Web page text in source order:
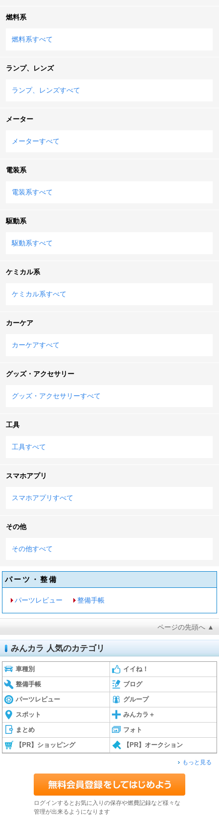
燃料系
燃料系すべて
ランプ、レンズ
ランプ、レンズすべて
メーター
メーターすべて
電装系
電装系すべて
駆動系
駆動系すべて
ケミカル系
ケミカル系すべて
カーケア
カーケアすべて
グッズ・アクセサリー
グッズ・アクセサリーすべて
工具
工具すべて
スマホアプリ
スマホアプリすべて
その他
その他すべて
パーツ・整備
パーツレビュー 整備手帳
ページの先頭へ ▲
みんカラ 人気のカテゴリ
車種別 イイね！
整備手帳 ブログ
パーツレビュー グループ
スポット みんカラ＋
まとめ フォト
【PR】ショッピング 【PR】オークション
もっと見る
ログインするとお気に入りの保存や燃費記録など様々な
管理が出来るようになります